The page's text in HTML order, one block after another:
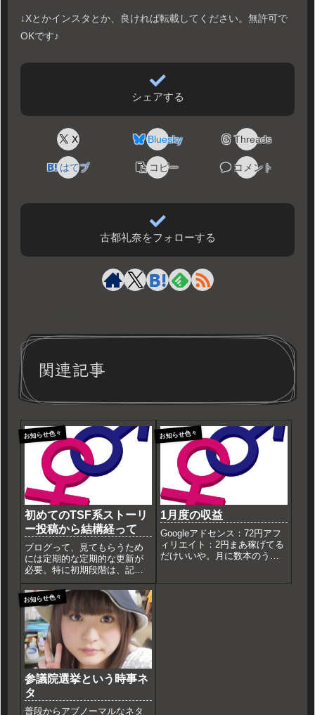
↓Xとかインスタとか、良ければ転載してください。無許可で
OKです♪
シェアする
X Bluesky Threads
はてブ コピー コメント
古都礼奈をフォローする
関連記事
お知らせ色々
初めてのTSF系ストーリ
ー投稿から結構経って
ブログって、見てもらうため
には定期的な定期的な更新が
必要。特に初期段階は、記事
が無いとそもそも来る目的も
ないし。ある程度まとまった
記事があれば、更新が減って
も良いところもあるけどうち
みたいなところは常時更新し
続けないと、すぐ飽きられ
る。⋯そ...
お知らせ色々
1月度の収益
Googleアドセンス：72円アフ
ィリエイト：2円まあ稼げてる
だけいいや。月に数本のうま
お知らせ色々
参議院選挙という時事ネ
タ
普段からアブノーマルなネタ